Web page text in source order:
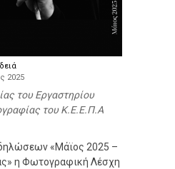
2025
του Εργαστηρίου
του Κ.Ε.Ε.Π.Α
«Μάϊος 2025 –
η Φωτογραφική Λέσχη